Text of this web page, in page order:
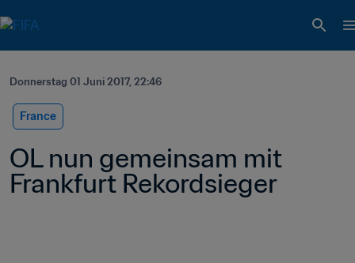
Donnerstag 01 Juni 2017, 22:46
France
OL nun gemeinsam mit
Frankfurt Rekordsieger